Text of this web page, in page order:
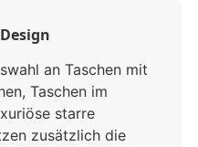
an Taschen mit
Taschen im
starre
zusätzlich die